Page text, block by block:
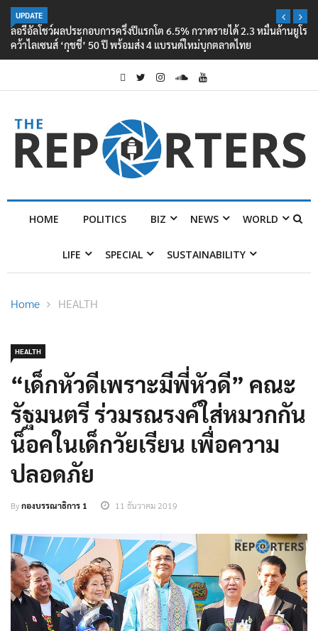
UPDATE
ลอรีอัลโชว์ผลประกอบการครึ่งปีแรกโต 6.5% กวาดรายได้ 2.3 หมื่นล้านยูโร
คว้าไลเซนส์ ‘กุชชี่’ 50 ปี พร้อมส่ง 4 แบรนด์ใหม่บุกตลาดไทย
HOME POLITICS BIZ NEWS WORLD
LIFE SPECIAL SUSTAINABILITY
Home HEALTH
HEALTH
“เด็กหัวดีเพราะมีพี่หัวดี” คณะ
รัฐมนตรี ร่วมรณรงค์ใส่หมวกกัน
น็อคในเด็กวัยเรียน เพื่อความ
ปลอดภัย
Byกองบรรณาธิการ 1 11 ธันวาคม 2019